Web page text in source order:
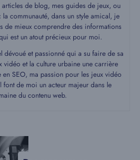
de blog, mes guides de jeux, ou
la communauté, dans un style amical, je
de mieux comprendre des informations
est un atout précieux pour moi.
dévoué et passionné qui a su faire de sa
vidéo et la culture urbaine une carrière
en SEO, ma passion pour les jeux vidéo
font de moi un acteur majeur dans le
du contenu web.